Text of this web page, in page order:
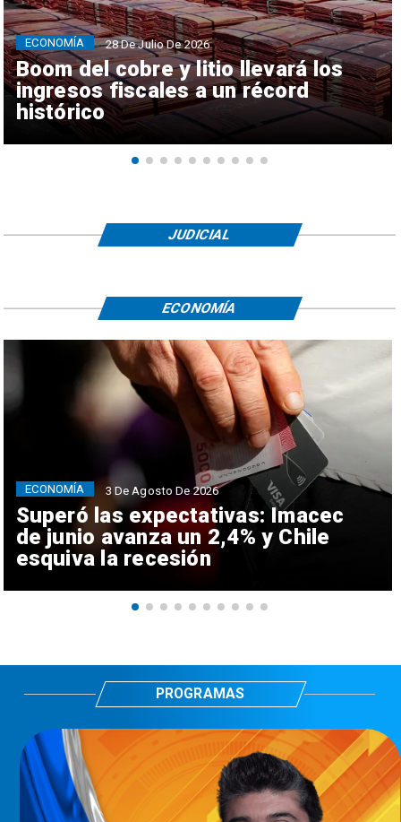
Boom del cobre y litio llevará los
ingresos fiscales a un récord
histórico
ECONOMÍA 28 De Julio De 2026
JUDICIAL
Superó las expectativas: Imacec
de junio avanza un 2,4% y Chile
esquiva la recesión
ECONOMÍA 3 De Agosto De 2026
ECONOMÍA
PROGRAMAS